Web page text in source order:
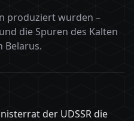
produziert wurden –
die Spuren des Kalten
Belarus.
der UDSSR die